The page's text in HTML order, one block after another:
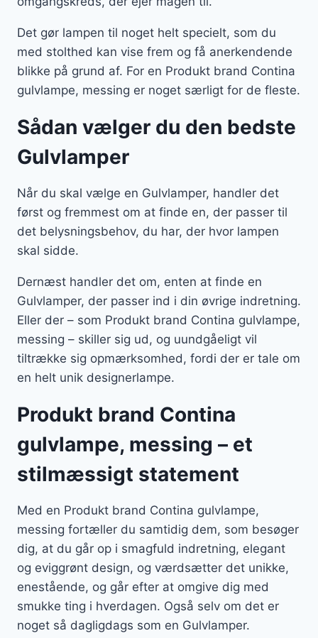
Det gør lampen til noget helt specielt, som du
med stolthed kan vise frem og få anerkendende
blikke på grund af. For en Produkt brand Contina
gulvlampe, messing er noget særligt for de fleste.
Sådan vælger du den bedste
Gulvlamper
Når du skal vælge en Gulvlamper, handler det
først og fremmest om at finde en, der passer til
det belysningsbehov, du har, der hvor lampen
skal sidde.
Dernæst handler det om, enten at finde en
Gulvlamper, der passer ind i din øvrige indretning.
Eller der – som Produkt brand Contina gulvlampe,
messing – skiller sig ud, og uundgåeligt vil
tiltrække sig opmærksomhed, fordi der er tale om
en helt unik designerlampe.
Produkt brand Contina
gulvlampe, messing – et
stilmæssigt statement
Med en Produkt brand Contina gulvlampe,
messing fortæller du samtidig dem, som besøger
dig, at du går op i smagfuld indretning, elegant
og eviggrønt design, og værdsætter det unikke,
enestående, og går efter at omgive dig med
smukke ting i hverdagen. Også selv om det er
noget så dagligdags som en Gulvlamper.